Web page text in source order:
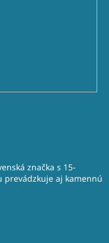
značka s 15-
prevádzkuje aj kamennú